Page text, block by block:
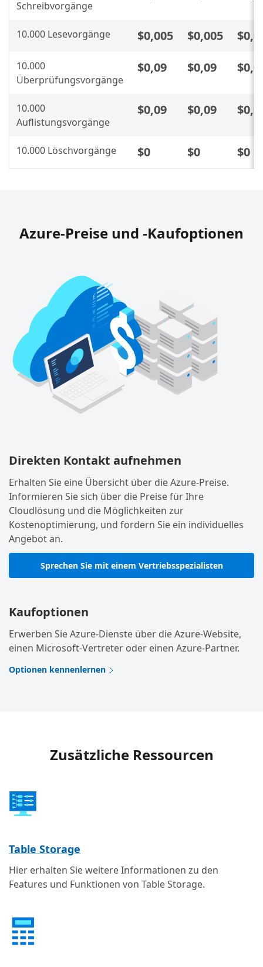
Schreibvorgänge
10.000 Lesevorgänge $0,005 $0,005
10.000
Überprüfungsvorgänge
$0,09 $0,09
10.000
Auflistungsvorgänge
$0,09 $0,09
10.000 Löschvorgänge $0 $0 $0
Azure-Preise und -Kaufoptionen
Direkten Kontakt aufnehmen
Erhalten Sie eine Übersicht über die Azure-Preise.
Informieren Sie sich über die Preise für Ihre
Cloudlösung und die Möglichkeiten zur
Kostenoptimierung, und fordern Sie ein individuelles
Angebot an.
Sprechen Sie mit einem Vertriebsspezialisten
Kaufoptionen
Erwerben Sie Azure-Dienste über die Azure-Website,
einen Microsoft-Vertreter oder einen Azure-Partner.
Optionen kennenlernen
Zusätzliche Ressourcen
Table Storage
Hier erhalten Sie weitere Informationen zu den
Features und Funktionen von Table Storage.